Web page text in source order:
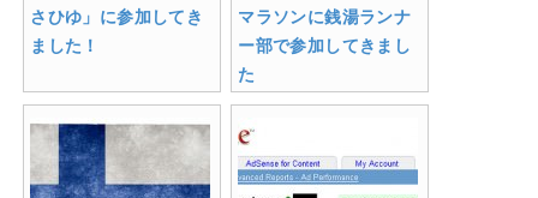
さひゆ」に参加してき
ました！
マラソンに銭湯ランナ
ー部で参加してきまし
た